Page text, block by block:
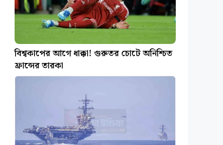
বিশ্বকাপের আগে ধাক্কা! গুরুতর চোটে অনিশ্চিত
ফ্রান্সের তারকা